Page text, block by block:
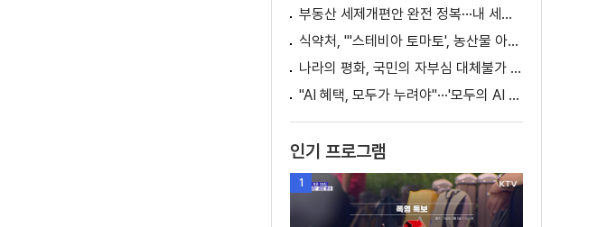
부동산 세제개편안 완전 정복···내 세금 어떻게 달라지나? [K-정책 사용법]
식약처, "'스테비아 토마토', 농산물 아닌 가공식품"
나라의 평화, 국민의 자부심 대체불가 대한민국 이재명 대통령 모두말씀
"AI 혜택, 모두가 누려야"···'모두의 AI 성장사다리' 출범
인기 프로그램
1